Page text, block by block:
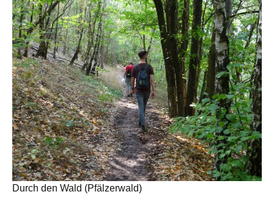
Durch den Wald (Pfälzerwald)